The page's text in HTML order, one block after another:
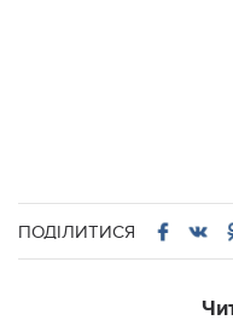
ПОДІЛИТИСЯ